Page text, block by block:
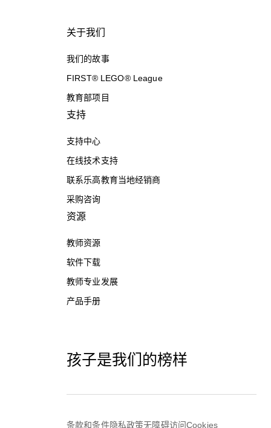
关于我们
我们的故事
FIRST® LEGO® League
教育部项目
支持
支持中心
在线技术支持
联系乐高教育当地经销商
采购咨询
资源
教师资源
软件下载
教师专业发展
产品手册
孩子是我们的榜样
条款和条件隐私政策无障碍访问Cookies